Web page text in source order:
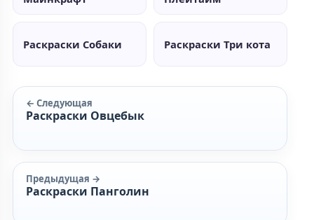
Раскраски Собаки Раскраски Три кота
← Следующая
Раскраски Овцебык
Предыдущая →
Раскраски Панголин